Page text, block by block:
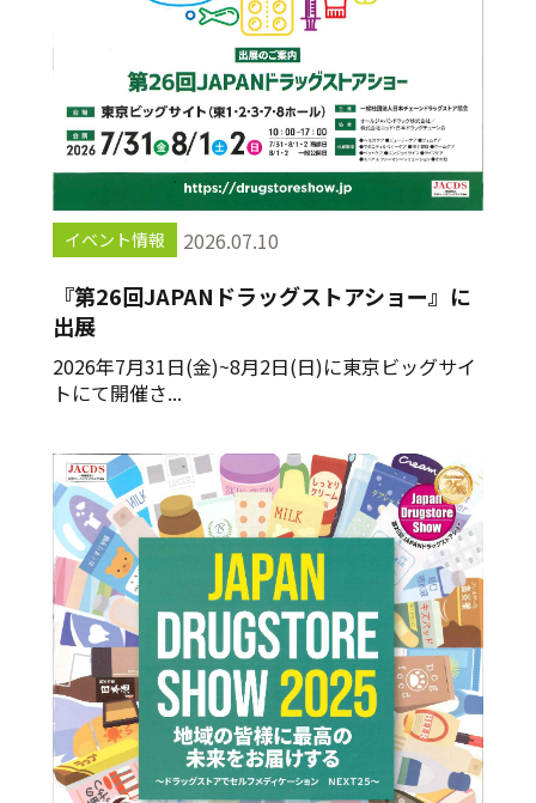
イベント情報 2026.07.10
『第26回JAPANドラッグストアショー』に
出展
2026年7月31日(金)~8月2日(日)に東京ビッグサイ
トにて開催さ...